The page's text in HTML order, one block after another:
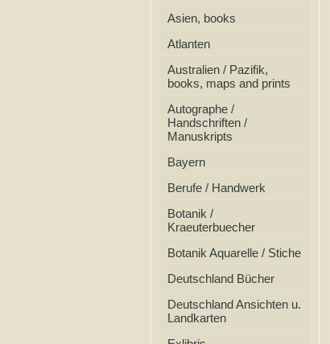
Asien, books
Atlanten
Australien / Pazifik,
books, maps and prints
Autographe /
Handschriften /
Manuskripts
Bayern
Berufe / Handwerk
Botanik /
Kraeuterbuecher
Botanik Aquarelle / Stiche
Deutschland Bücher
Deutschland Ansichten u.
Landkarten